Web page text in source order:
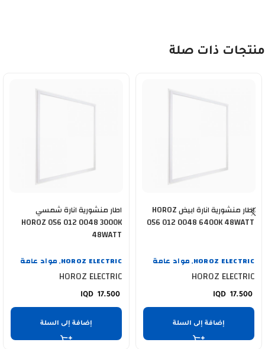
منتجات ذات صلة
اطار منشورية انارة ابيض HOROZ
056 012 0048 6400K 48WATT
HOROZ ELECTRIC
, مواد عامة
HOROZ ELECTRIC
17.500
إضافة إلى السلة
اطار منشورية انارة شمسي
HOROZ 056 012 0048 3000K
48WATT
HOROZ ELECTRIC
, مواد عامة
HOROZ ELECTRIC
17.500
إضافة إلى السلة